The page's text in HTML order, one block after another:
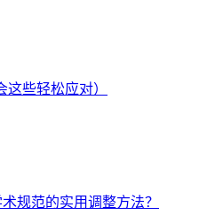
些轻松应对）
规范的实用调整方法？